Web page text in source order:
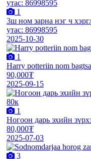
1
3ш ном зарна нэг ч
утас: 86998595
2025-10-30
1
Harry potteriin nom
90,000₮
2025-09-15
1
Ногоон дарь эхийн
80,000₮
2025-07-03
3